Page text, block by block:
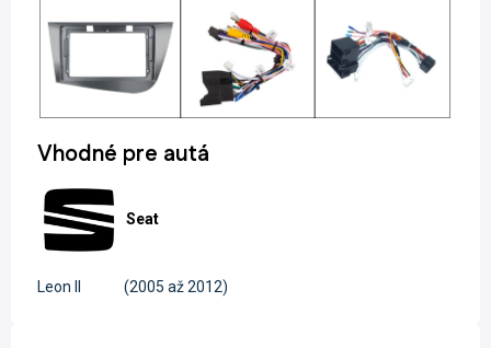
Vhodné pre autá
Seat
Leon II (2005 až 2012)